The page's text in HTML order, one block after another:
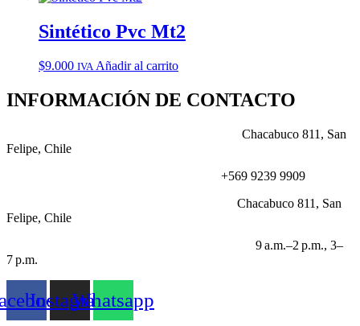
Sintético Pvc Mt2
$9.000 IVA Añadir al carrito
INFORMACIÓN DE CONTACTO
Chacabuco 811, San
Felipe, Chile
+569 9239 9909
Chacabuco 811, San
Felipe, Chile
9 a.m.–2 p.m., 3–
7 p.m.
InstagramWhatsapp